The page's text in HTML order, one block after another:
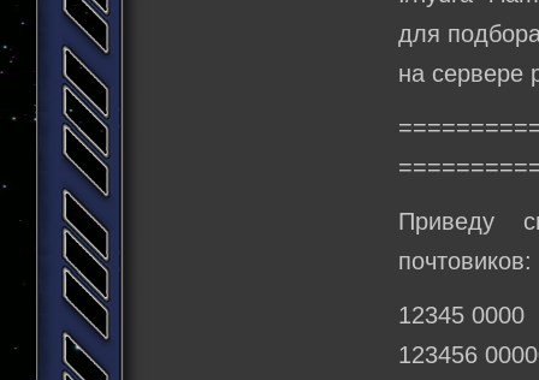
для
на сервере
Приведу
почтовиков:
12345 0000
123456